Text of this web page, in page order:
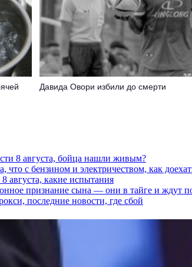
Давида Овори избили до смерти
8 августа, бойца нашли живым?
с бензином и электричеством, как
августа, какие испытания
признание сына — они в тайге и ждут
последние новости, где сбой